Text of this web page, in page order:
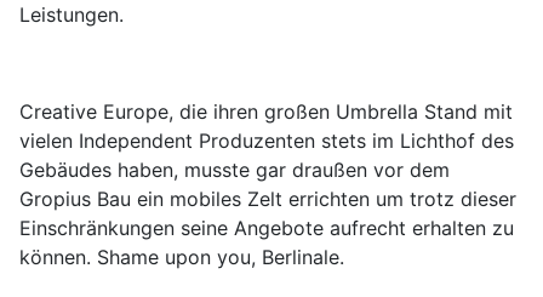
Leistungen.
Creative Europe, die ihren großen Umbrella Stand mit
vielen Independent Produzenten stets im Lichthof des
Gebäudes haben, musste gar draußen vor dem
Gropius Bau ein mobiles Zelt errichten um trotz dieser
Einschränkungen seine Angebote aufrecht erhalten zu
können. Shame upon you, Berlinale.